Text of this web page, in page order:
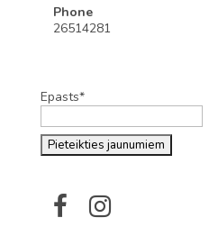
Phone
26514281
Epasts*